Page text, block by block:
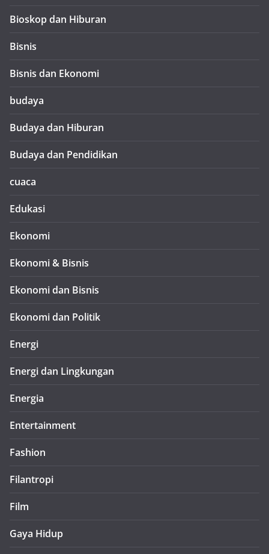
Bioskop dan Hiburan
Bisnis
Bisnis dan Ekonomi
budaya
Budaya dan Hiburan
Budaya dan Pendidikan
cuaca
Edukasi
Ekonomi
Ekonomi & Bisnis
Ekonomi dan Bisnis
Ekonomi dan Politik
Energi
Energi dan Lingkungan
Energia
Entertainment
Fashion
Filantropi
Film
Gaya Hidup